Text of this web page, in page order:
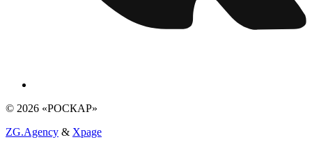
© 2026 «РОСКАР»
ZG.Agency & Xpage